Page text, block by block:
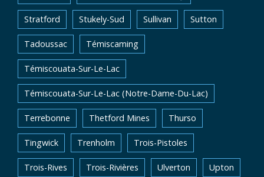
Stratford Stukely-Sud Sullivan Sutton
Tadoussac Témiscaming
Témiscouata-Sur-Le-Lac
Témiscouata-Sur-Le-Lac (Notre-Dame-Du-Lac)
Terrebonne Thetford Mines Thurso
Tingwick Trenholm Trois-Pistoles
Trois-Rives Trois-Rivières Ulverton Upton